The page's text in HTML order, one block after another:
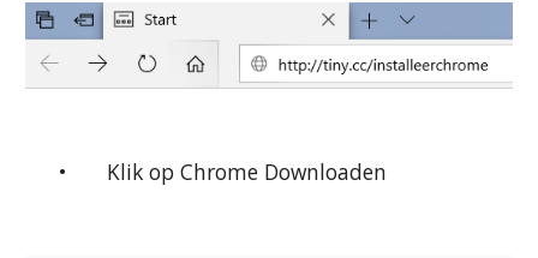
• Klik op Chrome Downloaden